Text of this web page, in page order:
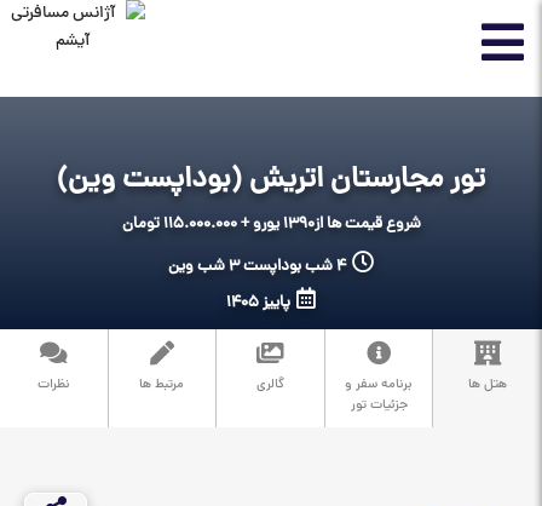
تور مجارستان اتریش (بوداپست وین)
شروع قیمت ها از1390 یورو + 115.000.000 تومان
4 شب بوداپست 3 شب وین
پاییز 1405
هتل ها
برنامه سفر و
جزئیات تور
گالری مرتبط ها نظرات